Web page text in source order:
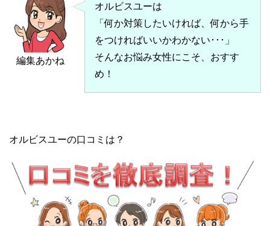
編集あかね
オルビスユーは
「何か対策したいければ、何から手
をつければいいかわかない･･･」
そんなお悩み女性にこそ、おすす
め！
オルビスユーの口コミは？